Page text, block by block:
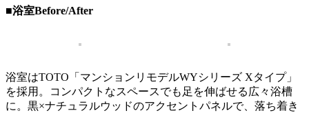
■浴室Before/After
浴室はTOTO「マンションリモデルWYシリーズ Xタイプ」
を採用。コンパクトなスペースでも足を伸ばせる広々浴槽
に。黒×ナチュラルウッドのアクセントパネルで、落ち着き